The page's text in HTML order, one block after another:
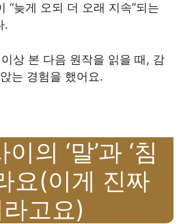
“늦게 오되 더 오래 지속”되는
.
상 본 다음 원작을 읽을 때, 감
는 경험을 했어요.
의 ‘말’과 ‘침
요(이게 진짜
고요)